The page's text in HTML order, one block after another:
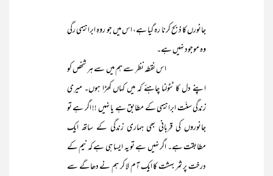
جانورں کا ذبح کرنا رہ گیا ہے، اس میں جو روہِ ابراہیمی رگی
وہ موجود نہیں ہے۔
اس نقطہ نظر سے ہم میں سے ہر شخص کو
اپنے دل کا ٹٹولنا چاہئے کہ میں کہاں کھڑا ہوں۔ میری
زندگی سنّت ابراہیمی کے مطابق ہے یا نہیں !! اگر ہے تو
جانوروں کی قربانی بھی ہماری زندگی کے ساتھ ایک
مطابقت ہے۔ اگر نہیں ہے تو یہ ایسا ہی ہے کہ نیم کے
درخت پر ثمر بہشت کا ایک آم لا کر ہم نے دھاگے سے